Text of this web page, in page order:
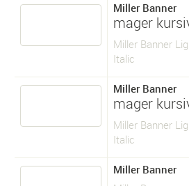
Miller Banner
mager
Miller Banner
Italic
Miller Banner
mager
Miller Banner
Italic
Miller Banner